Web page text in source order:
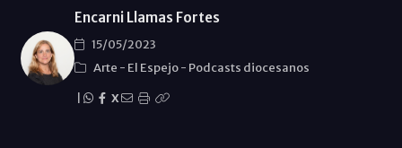
Encarni Llamas Fortes
15/05/2023
Arte - El Espejo- Podcasts diocesanos
X